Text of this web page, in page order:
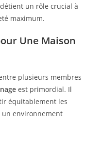
un rôle crucial à
maximum.
Une Maison
plusieurs membres
est primordial. Il
équitablement les
un environnement